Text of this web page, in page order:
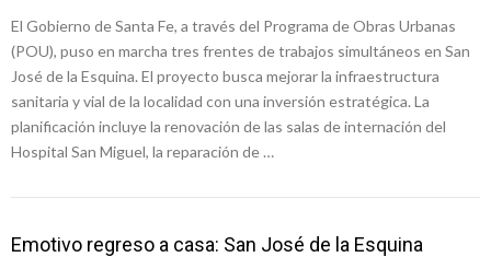
El Gobierno de Santa Fe, a través del Programa de Obras Urbanas
(POU), puso en marcha tres frentes de trabajos simultáneos en San
José de la Esquina. El proyecto busca mejorar la infraestructura
sanitaria y vial de la localidad con una inversión estratégica. La
planificación incluye la renovación de las salas de internación del
Hospital San Miguel, la reparación de …
Emotivo regreso a casa: San José de la Esquina